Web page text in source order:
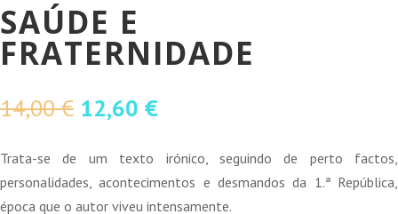
SAÚDE E
FRATERNIDADE
14,00€ O
original
era:
14,00 €.
12,60 €O
atual
é:
12,60 €.
Trata-se de um texto irónico, seguindo de perto factos,
personalidades, acontecimentos e desmandos da 1.ª República,
época que o autor viveu intensamente.